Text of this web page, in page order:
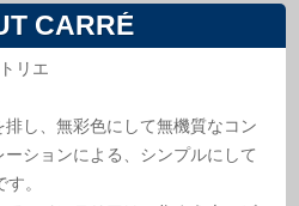
CARRÉ
リエ
し、無彩色にして無機質なコン
ションによる、シンプルにして
。